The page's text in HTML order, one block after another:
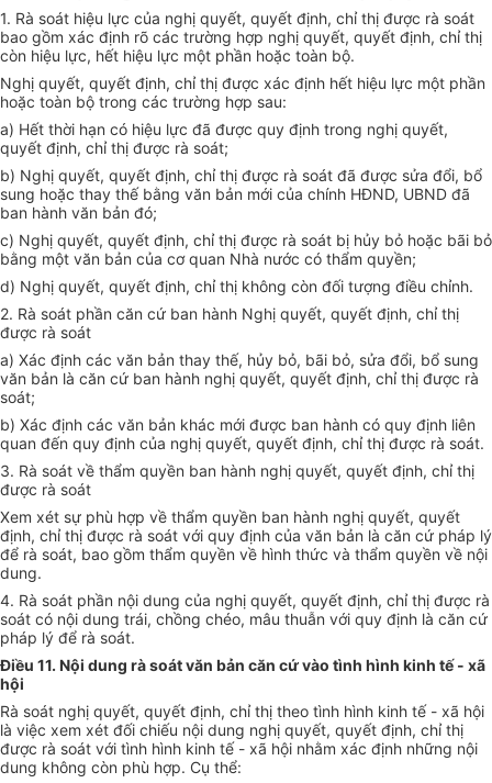
1. Rà soát hiệu lực của nghị quyết, quyết định, chỉ thị được rà soát
bao gồm xác định rõ các trường hợp nghị quyết, quyết định, chỉ thị
còn hiệu lực, hết hiệu lực một phần hoặc toàn bộ.
Nghị quyết, quyết định, chỉ thị được xác định hết hiệu lực một phần
hoặc toàn bộ trong các trường hợp sau:
a) Hết thời hạn có hiệu lực đã được quy định trong nghị quyết,
quyết định, chỉ thị được rà soát;
b) Nghị quyết, quyết định, chỉ thị được rà soát đã được sửa đổi, bổ
sung hoặc thay thế bằng văn bản mới của chính HĐND, UBND đã
ban hành văn bản đó;
c) Nghị quyết, quyết định, chỉ thị được rà soát bị hủy bỏ hoặc bãi bỏ
bằng một văn bản của cơ quan Nhà nước có thẩm quyền;
d) Nghị quyết, quyết định, chỉ thị không còn đối tượng điều chỉnh.
2. Rà soát phần căn cứ ban hành Nghị quyết, quyết định, chỉ thị
được rà soát
a) Xác định các văn bản thay thế, hủy bỏ, bãi bỏ, sửa đổi, bổ sung
văn bản là căn cứ ban hành nghị quyết, quyết định, chỉ thị được rà
soát;
b) Xác định các văn bản khác mới được ban hành có quy định liên
quan đến quy định của nghị quyết, quyết định, chỉ thị được rà soát.
3. Rà soát về thẩm quyền ban hành nghị quyết, quyết định, chỉ thị
được rà soát
Xem xét sự phù hợp về thẩm quyền ban hành nghị quyết, quyết
định, chỉ thị được rà soát với quy định của văn bản là căn cứ pháp lý
để rà soát, bao gồm thẩm quyền về hình thức và thẩm quyền về nội
dung.
4. Rà soát phần nội dung của nghị quyết, quyết định, chỉ thị được rà
soát có nội dung trái, chồng chéo, mâu thuẫn với quy định là căn cứ
pháp lý để rà soát.
Điều 11. Nội dung rà soát văn bản căn cứ vào tình hình kinh tế - xã
hội
Rà soát nghị quyết, quyết định, chỉ thị theo tình hình kinh tế - xã hội
là việc xem xét đối chiếu nội dung nghị quyết, quyết định, chỉ thị
được rà soát với tình hình kinh tế - xã hội nhằm xác định những nội
dung không còn phù hợp. Cụ thể: